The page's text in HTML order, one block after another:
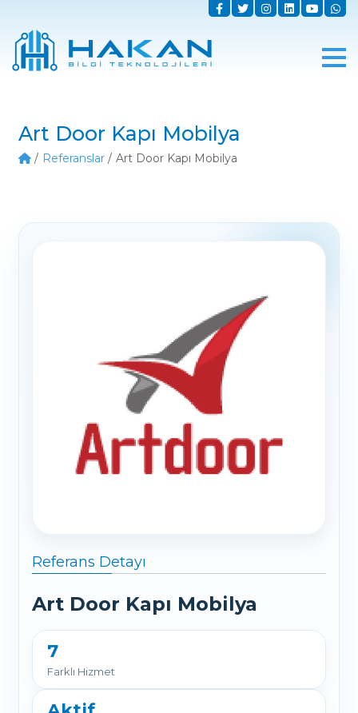
Art Door Kapı Mobilya
Referanslar Art Door Kapı Mobilya
Referans Detayı
Art Door Kapı Mobilya
7
Farklı Hizmet